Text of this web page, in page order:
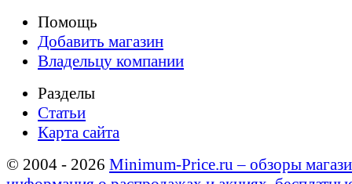
Помощь
Добавить магазин
Владельцу компании
Разделы
Статьи
Карта сайта
© 2004 - 2026 Minimum-Price.ru – обзоры